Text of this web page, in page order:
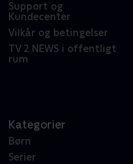
Support og
Kundecenter
Vilkår og betingelser
TV 2 NEWS i offentligt
rum
Kategorier
Børn
Serier